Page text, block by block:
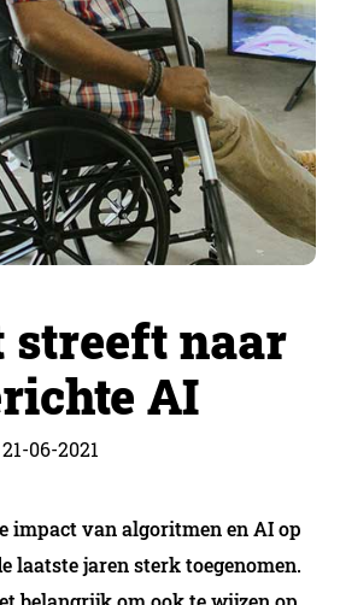
streeft naar
AI
21-06-2021
impact van algoritmen en AI op
laatste jaren sterk toegenomen.